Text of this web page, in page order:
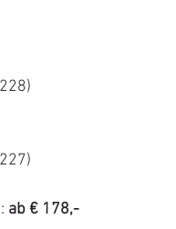
)
)
ab € 178,-